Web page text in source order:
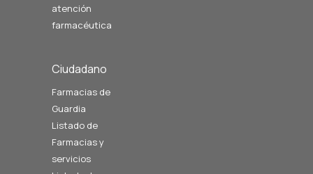
atención
farmacéutica
Ciudadano
Farmacias de
Guardia
Listado de
Farmacias y
servicios